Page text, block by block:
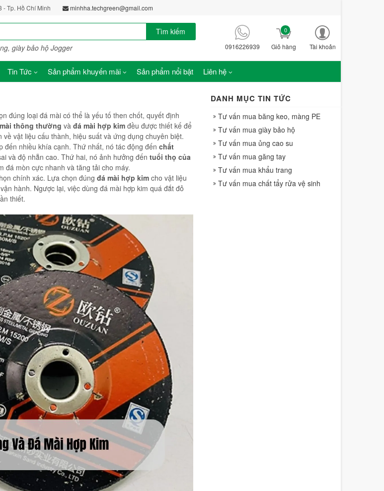
Tp. Hồ Chí Minh
Tìm kiếm
giày bảo hộ Jogger 0916226939 Giỏ hàng
0
Tài khoản
Sản phẩm khuyến mãi Sản phẩm nổi bật
đúng loại đá mài có thể là yếu tố then chốt, quyết định
thông thường và đá mài hợp kimđều được thiết kế để
vật liệu cấu thành, hiệu suất và ứng dụng chuyên biệt.
đến nhiều khía cạnh. Thứ nhất, nó tác động đếnchất
và độ nhẵn cao. Thứ hai, nó ảnh hưởng đếntuổi thọ của
đá mòn cực nhanh và tăng tải cho máy.
chính xác. Lựa chọn đúngđá mài hợp kim
cho vật liệu
hành. Ngược lại, việc dùng đá mài hợp kim quá đắt đỏ
thiết.
DANH MỤC TIN TỨC
Tư vấn mua băng keo, màng PE
Tư vấn mua giày bảo hộ
Tư vấn mua ủng cao su
Tư vấn mua găng tay
Tư vấn mua khẩu trang
Tư vấn mua chất tẩy rửa vệ sinh